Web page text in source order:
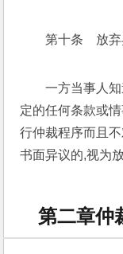
第十条　放
一方当事人
定的任何条款或
行仲裁程序而且
书面异议的,视为
第二章仲